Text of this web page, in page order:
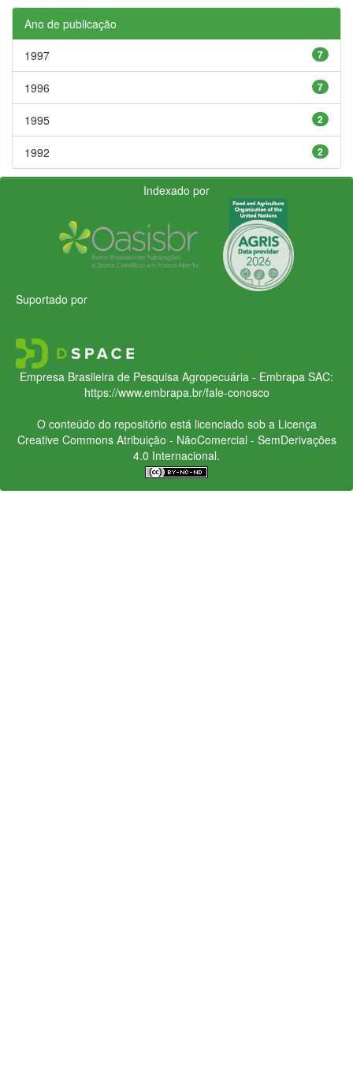
Ano de publicação
7
1997
7
1996
2
1995
2
1992
Indexado por
Suportado por
Empresa Brasileira de Pesquisa Agropecuária - Embrapa SAC:
https://www.embrapa.br/fale-conosco
O conteúdo do repositório está licenciado sob a Licença
Creative CommonsAtribuição - NãoComercial - SemDerivações
4.0 Internacional.